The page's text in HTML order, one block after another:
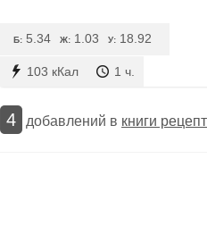
103 кКал 1 ч.
Б: 5.34 Ж: 1.03 У: 18.92
4 добавлений в книги